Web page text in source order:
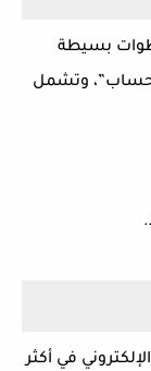
بسيطة
حساب”، وتشمل
في أكثر